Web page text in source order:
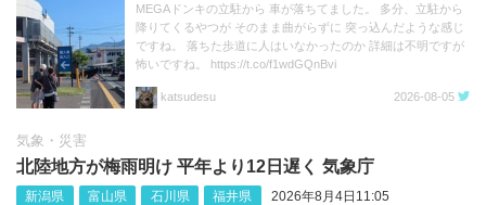
MEGAドンキの立駐から 車が落ちてました。 多分、立駐から
降りてくるやつが そのまま曲がらずに 突っ込んだような感じ
ですね。 落ちた歩道に人はいなかったのか 詳細は不明ですが
怖いですね。 https://t.co/f1wdGQnBvi
katsudesu 2026-08-05
気象・災害
北陸地方が梅雨明け 平年より12日遅く 気象庁
新潟県 富山県 石川県 福井県 2026年8月4日11:05